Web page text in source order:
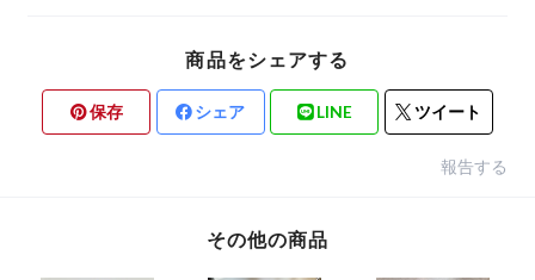
商品をシェアする
保存 シェア LINE ツイート
報告する
その他の商品